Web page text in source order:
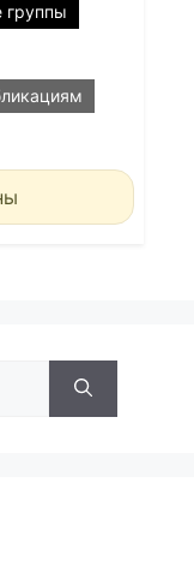
группы